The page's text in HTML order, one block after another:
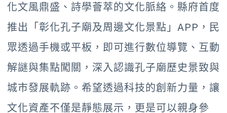
化文風鼎盛、詩學薈萃的文化脈絡。縣府首度
推出「彰化孔子廟及周邊文化景點」APP，民
眾透過手機或平板，即可進行數位導覽、互動
解謎與集點闖關，深入認識孔子廟歷史景致與
城市發展軌跡。希望透過科技的創新力量，讓
文化資產不僅是靜態展示，更是可以親身參